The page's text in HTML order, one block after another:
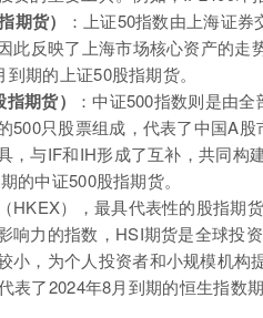
期货）
：上证50指数由上海证
此反映了上海市场核心资产的
期的上证50股指期货。
期货）
：中证500指数则是由
500只股票组成，代表了中国A
，与IF和IH形成了互补，共同构
的中证500股指期货。
HKEX），最具代表性的股指期
响力的指数，HSI期货是全球投
小，为个人投资者和小规模机
表了2024年8月到期的恒生指数